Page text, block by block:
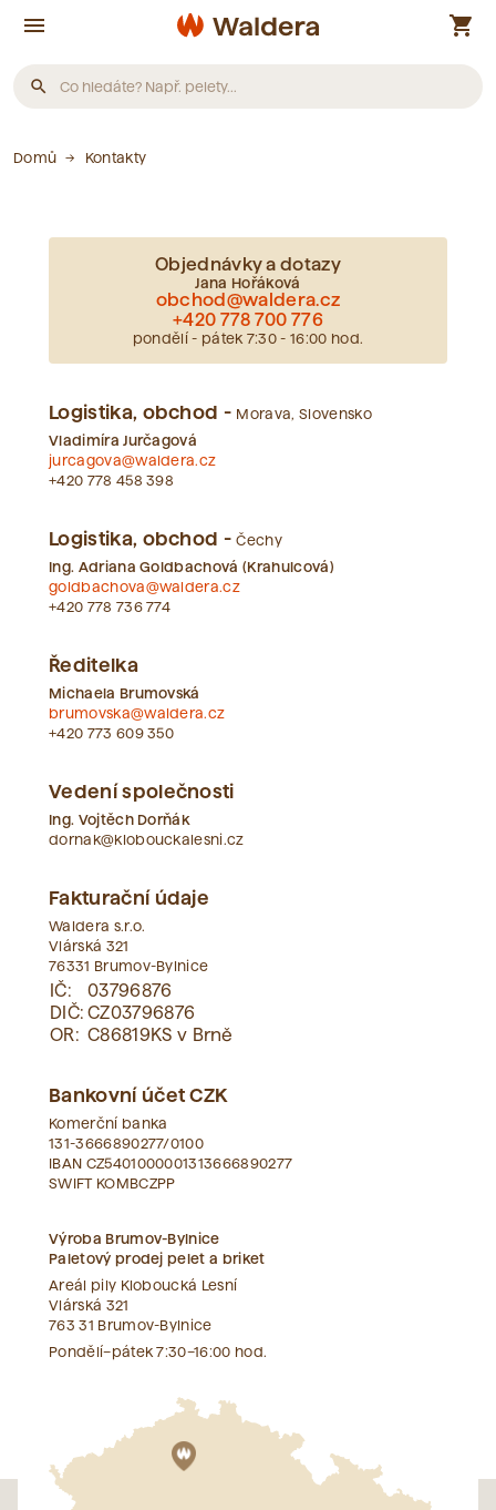
menu shopping_cart
search
Produkty
Nebyly nalezeny žádné články.
Slovník pojmů
Zobrazit vše
Domů Kontakty
Objednávky a dotazy
Jana Hořáková
obchod@waldera.cz
+420 778 700 776
pondělí - pátek 7:30 - 16:00 hod.
Logistika, obchod - Morava, Slovensko
Vladimíra Jurčagová
jurcagova@waldera.cz
+420 778 458 398
Logistika, obchod -Čechy
Ing. Adriana Goldbachová (Krahulcová)
goldbachova@waldera.cz
+420 778 736 774
Ředitelka
Michaela Brumovská
brumovska@waldera.cz
+420 773 609 350
Vedení společnosti
Ing. Vojtěch Dorňák
dornak@klobouckalesni.cz
Fakturační údaje
Waldera s.r.o.
Vlárská 321
76331 Brumov-Bylnice
IČ:
03796876
DIČ: CZ03796876
OR: C86819KS v Brně
Bankovní účet CZK
Komerční banka
131-3666890277/0100
IBAN CZ5401000001313666890277
SWIFT KOMBCZPP
Výroba Brumov-Bylnice
Paletový prodej pelet a briket
Areál pily Kloboucká Lesní
Vlárská 321
763 31 Brumov-Bylnice
Pondělí–pátek 7:30–16:00 hod.